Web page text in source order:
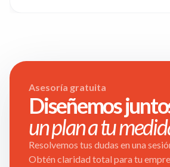
Asesoría gratuita
Diseñemos
un plan a tu
Resolvemos tus dudas en una
Obtén claridad total para tu